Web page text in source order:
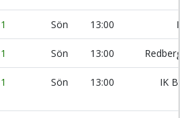
Sön 13:00
Sön 13:00
Sön 13:00 IK